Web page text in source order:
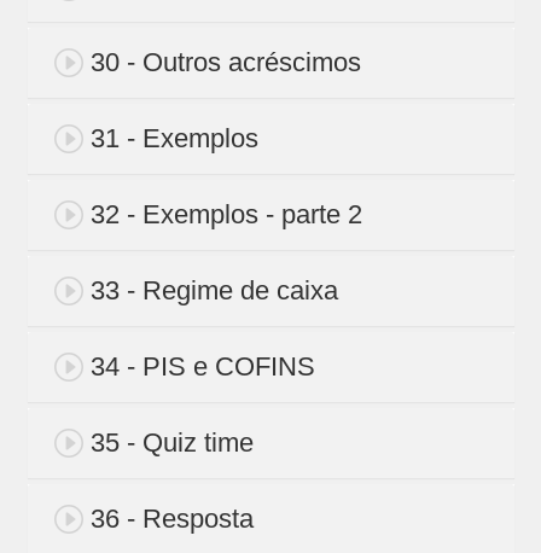
30 - Outros acréscimos
31 - Exemplos
32 - Exemplos - parte 2
33 - Regime de caixa
34 - PIS e COFINS
35 - Quiz time
36 - Resposta